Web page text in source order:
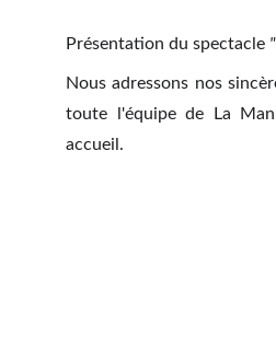
Présentation du spectacle
Nous adressons nos
toute l'équipe de La
accueil.